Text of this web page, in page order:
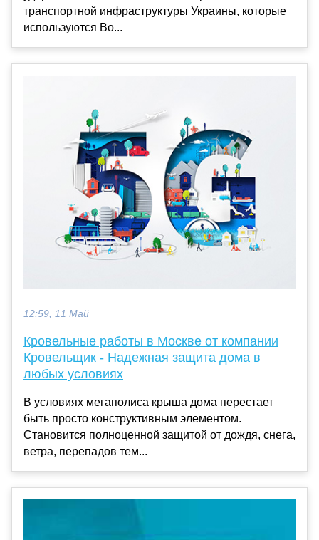
транспортной инфраструктуры Украины, которые
используются Во...
12:59, 11 Май
Кровельные работы в Москве от компании
Кровельщик - Надежная защита дома в
любых условиях
В условиях мегаполиса крыша дома перестает
быть просто конструктивным элементом.
Становится полноценной защитой от дождя, снега,
ветра, перепадов тем...